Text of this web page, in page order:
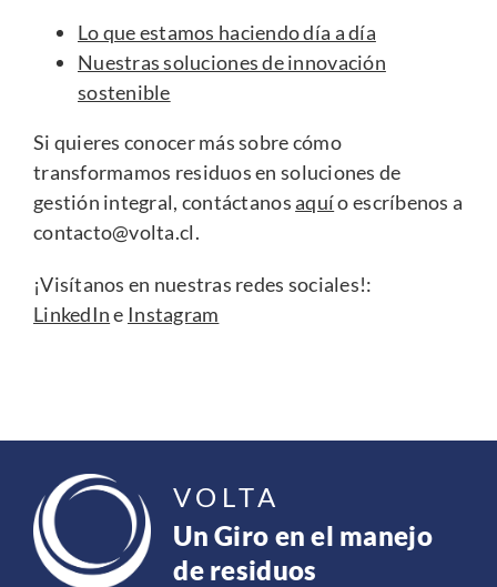
Lo que estamos haciendo día a día
Nuestras soluciones de innovación
sostenible
Si quieres conocer más sobre cómo
transformamos residuos en soluciones de
gestión integral, contáctanosaquío escríbenos a
contacto@volta.cl.
¡Visítanos en nuestras redes sociales!:
LinkedIne Instagram
VOLTA
Un Giro en el manejo
de residuos